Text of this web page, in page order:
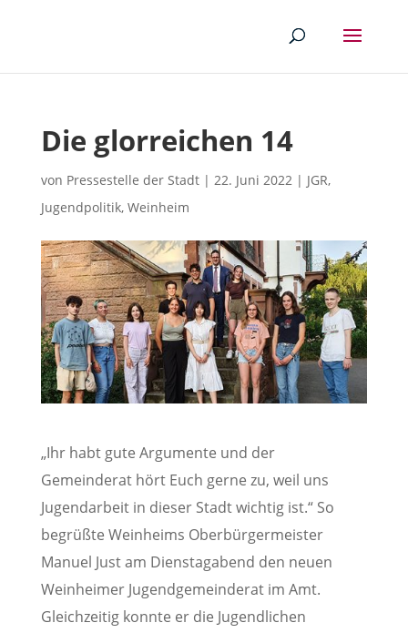
Die glorreichen 14
von Pressestelle der Stadt| 22. Juni 2022| JGR,
Jugendpolitik, Weinheim
„Ihr habt gute Argumente und der
Gemeinderat hört Euch gerne zu, weil uns
Jugendarbeit in dieser Stadt wichtig ist.“ So
begrüßte Weinheims Oberbürgermeister
Manuel Just am Dienstagabend den neuen
Weinheimer Jugendgemeinderat im Amt.
Gleichzeitig konnte er die Jugendlichen